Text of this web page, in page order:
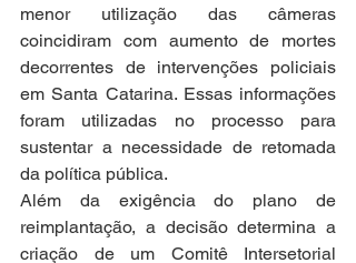
menor utilização das câmeras
coincidiram com aumento de mortes
decorrentes de intervenções policiais
em Santa Catarina. Essas informações
foram utilizadas no processo para
sustentar a necessidade de retomada
da política pública.
Além da exigência do plano de
reimplantação, a decisão determina a
criação de um Comitê Intersetorial